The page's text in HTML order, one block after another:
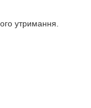
утримання.